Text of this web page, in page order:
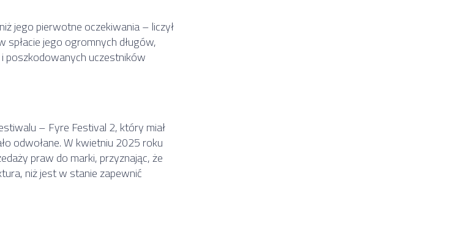
jego pierwotne oczekiwania – liczył
jego ogromnych długów,
uczestników
– Fyre Festival 2, który miał
odwołane. W kwietniu 2025 roku
praw do marki, przyznając, że
niż jest w stanie zapewnić